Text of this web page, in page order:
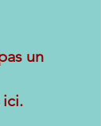
un
ici.